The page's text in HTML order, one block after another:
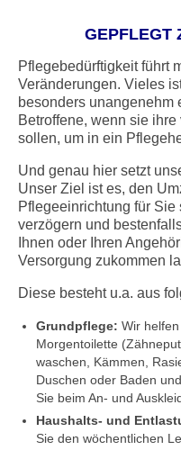
Interessante
Ihre
Pflegeleitbild
KARRIERE
GEPFLEGT
Pflegebedürftigkeit führt
Veränderungen. Vieles
besonders
Betroffene, wenn sie
sollen, um in ein
Und genau hier setzt
Unser Ziel ist es, den
Pflegeeinrichtung für
verzögern und
Ihnen oder Ihren
Versorgung zukommen
Diese besteht u.a. aus
Grundpflege: Wir
Morgentoilette
waschen, Kämmen,
Duschen oder Baden
Sie beim An- und
Haushalts- und
Sie den wöchentlichen